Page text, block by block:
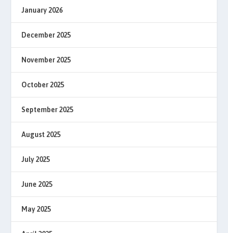
January 2026
December 2025
November 2025
October 2025
September 2025
August 2025
July 2025
June 2025
May 2025